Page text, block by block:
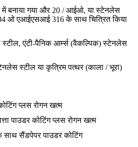
में बनाया गया और 20 / आईओ, या स्टेनलेस
ओ एआईएसआई 316 के साथ चित्रित किया
स्टील, एंटी-पैनिक आर्म्स (वैकल्पिक) स्टेनलेस
स्टील या कृत्रिम पत्थर (काला / भूरा)
प्लस रोगन खत्म
पाउडर कोटिंग प्लस रोगन खत्म
साथ सैंडपेपर पाउडर कोटिंग